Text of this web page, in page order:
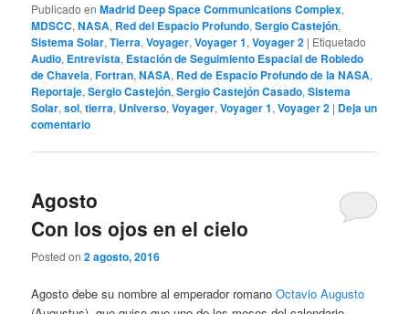
Publicado en Madrid Deep Space Communications Complex,
MDSCC,NASA, Red del Espacio Profundo,Sergio Castejón,
Sistema Solar,Tierra,Voyager,Voyager 1,Voyager 2 | Etiquetado
Audio, Entrevista, Estación de Seguimiento Espacial de Robledo
de Chavela,Fortran,NASA, Red de Espacio Profundo de la NASA,
Reportaje,Sergio Castejón,Sergio Castejón Casado,Sistema
Solar,sol,tierra, Universo,Voyager,Voyager 1,Voyager 2 | Deja un
comentario
Agosto
Con los ojos en el cielo
Posted on2 agosto, 2016
Agosto debe su nombre al emperador romanoOctavio Augusto